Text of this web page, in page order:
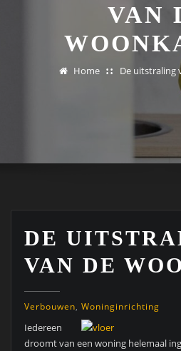
VAN
Home De uitstraling
DE
VAN DE
Verbouwen, Woninginrichting
Iedereen
droomt van een woning helemaal